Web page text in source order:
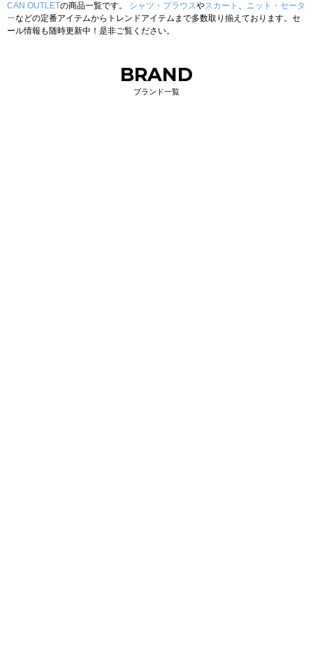
CAN OUTLETの商品一覧です。 シャツ・ブラウスやスカート 、 ニット・セータ
ーなどの定番アイテムからトレンドアイテムまで多数取り揃えております。セ
ール情報も随時更新中！是非ご覧ください。
BRAND
ブランド一覧